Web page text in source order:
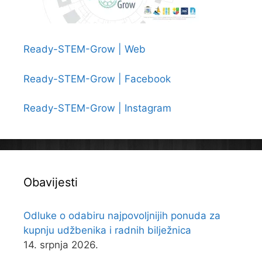
Ready-STEM-Grow | Web
Ready-STEM-Grow | Facebook
Ready-STEM-Grow | Instagram
Obavijesti
Odluke o odabiru najpovoljnijih ponuda za
kupnju udžbenika i radnih bilježnica
14. srpnja 2026.